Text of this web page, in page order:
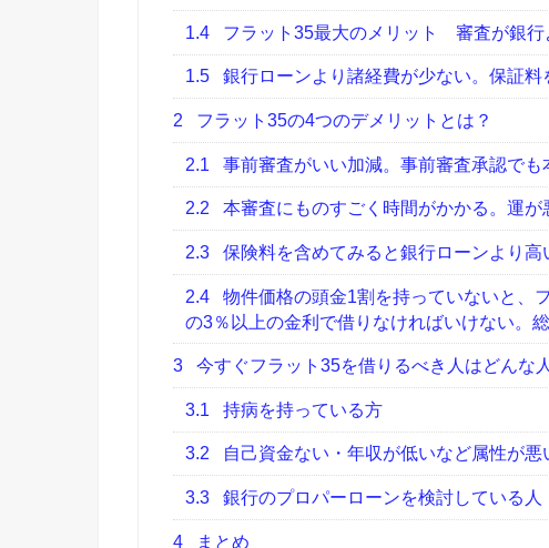
1.4 フラット35最大のメリット 審査が銀行
1.5 銀行ローンより諸経費が少ない。保証料
2 フラット35の4つのデメリットとは？
2.1 事前審査がいい加減。事前審査承認でも
2.2 本審査にものすごく時間がかかる。運が
2.3 保険料を含めてみると銀行ローンより高
2.4
物件価格の頭金1割を持っていないと、
の3％以上の金利で借りなければいけない。
3 今すぐフラット35を借りるべき人はどんな
3.1 持病を持っている方
3.2 自己資金ない・年収が低いなど属性が悪
3.3 銀行のプロパーローンを検討している人
4 まとめ